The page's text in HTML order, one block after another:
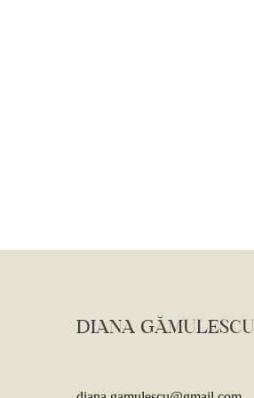
DIANA GĂMULESCU